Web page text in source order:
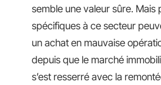
semble une valeur sûre. Mais
spécifiques à ce secteur
un achat en mauvaise
depuis que le marché
s’est resserré avec la